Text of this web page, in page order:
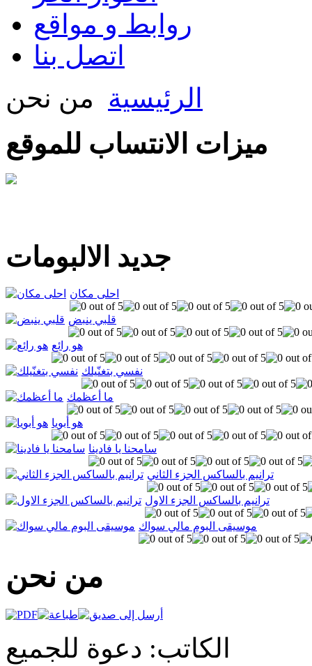
روابط و مواقع
اتصل بنا
الرئيسية من نحن
ميزات الانتساب للموقع
جديد الالبومات
احلى مكان
قلبي ينبض
هو رائع
نفسي بتغنّيلك
ما أعظمك
هو أبويا
سامحنا يا فادينا
ترانيم بالساكس الجزء الثاني
ترانيم بالساكس الجزء الاول
موسيقى البوم مالي سواك
من نحن
الكاتب: دعوة للجميع